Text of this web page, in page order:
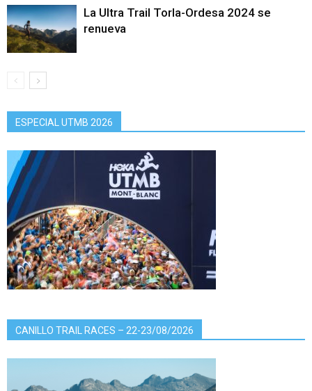
La Ultra Trail Torla-Ordesa 2024 se
renueva
ESPECIAL UTMB 2026
CANILLO TRAIL RACES – 22-23/08/2026